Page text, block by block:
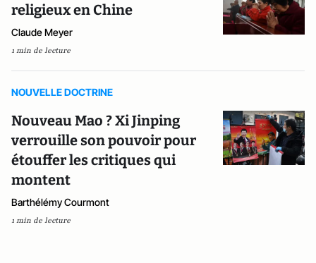
religieux en Chine
Claude Meyer
1 min de lecture
NOUVELLE DOCTRINE
Nouveau Mao ? Xi Jinping
verrouille son pouvoir pour
étouffer les critiques qui
montent
Barthélémy Courmont
1 min de lecture